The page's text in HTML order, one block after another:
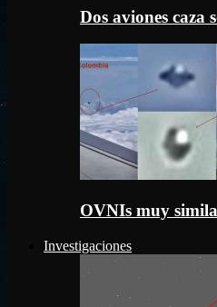
Dos aviones
OVNIs muy
Investigaciones